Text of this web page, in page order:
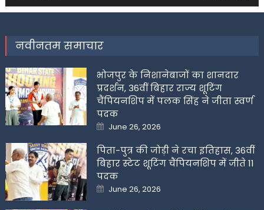
नवीनतम समाचार
भोजपुर के निशानेबाजों का शानदार
प्रदर्शन, 36वीं बिहार राज्य शूटिंग
चैंपियनशिप में पलक सिंह ने जीता स्वर्ण
पदक
Posted
on
June 26, 2026
पिता-पुत्र की जोड़ी ने रचा इतिहास, 36वीं
बिहार स्टेट शूटिंग चैंपियनशिप में जीते 11
पदक
Posted
on
June 26, 2026